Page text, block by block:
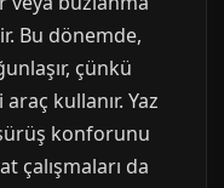
Bu dönemde,
çünkü
kullanır. Yaz
konforunu
çalışmaları da